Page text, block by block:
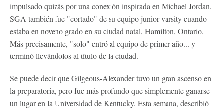
impulsado quizás por una conexión inspirada en Michael Jordan.
SGA también fue "cortado" de su equipo junior varsity cuando
estaba en noveno grado en su ciudad natal, Hamilton, Ontario.
Más precisamente, "solo" entró al equipo de primer año... y
terminó llevándolos al título de la ciudad.
Se puede decir que Gilgeous-Alexander tuvo un gran ascenso en
la preparatoria, pero fue más profundo que simplemente ganarse
un lugar en la Universidad de Kentucky. Esta semana, describió